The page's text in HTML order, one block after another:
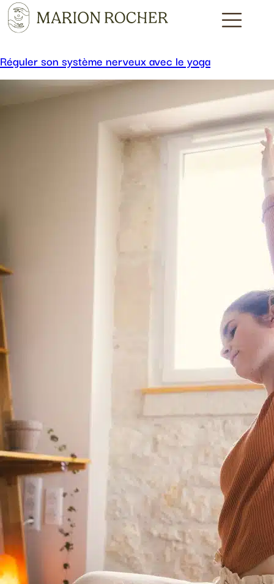
Réguler son système nerveux avec le yoga